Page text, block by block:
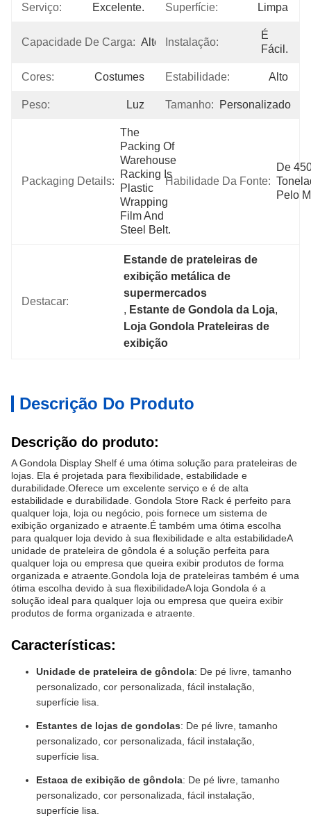
Serviço: Excelente. Superfície: Limpa
Capacidade De Carga: Alto Instalação:
É
Fácil.
Cores: Costumes Estabilidade: Alto
Peso: Luz Tamanho: Personalizado
Packaging Details:
The
Packing Of
Warehouse
Racking Is
Plastic
Wrapping
Film And
Steel Belt.
Habilidade Da Fonte:
De
Pelo
Destacar:
Estande de prateleiras de
exibição metálica de
supermercados
, Estante de Gondola da Loja,
Loja Gondola Prateleiras de
exibição
Descrição Do Produto
Descrição do produto:
A Gondola Display Shelf é uma ótima solução para prateleiras de
lojas. Ela é projetada para flexibilidade, estabilidade e
durabilidade.Oferece um excelente serviço e é de alta
estabilidade e durabilidade. Gondola Store Rack é perfeito para
qualquer loja, loja ou negócio, pois fornece um sistema de
exibição organizado e atraente.É também uma ótima escolha
para qualquer loja devido à sua flexibilidade e alta estabilidadeA
unidade de prateleira de gôndola é a solução perfeita para
qualquer loja ou empresa que queira exibir produtos de forma
organizada e atraente.Gondola loja de prateleiras também é uma
ótima escolha devido à sua flexibilidadeA loja Gondola é a
solução ideal para qualquer loja ou empresa que queira exibir
produtos de forma organizada e atraente.
Características:
Unidade de prateleira de gôndola: De pé livre, tamanho
personalizado, cor personalizada, fácil instalação,
superfície lisa.
Estantes de lojas de gondolas: De pé livre, tamanho
personalizado, cor personalizada, fácil instalação,
superfície lisa.
Estaca de exibição de gôndola: De pé livre, tamanho
personalizado, cor personalizada, fácil instalação,
superfície lisa.